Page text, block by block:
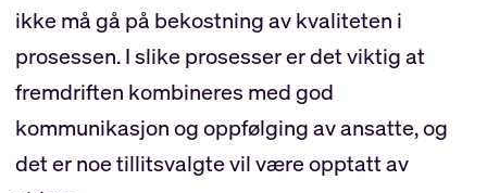
ikke må gå på bekostning av kvaliteten i
prosessen. I slike prosesser er det viktig at
fremdriften kombineres med god
kommunikasjon og oppfølging av ansatte, og
det er noe tillitsvalgte vil være opptatt av